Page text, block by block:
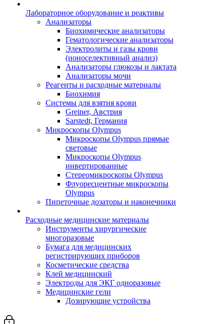
Лабораторное оборудование и реактивы
Анализаторы
Биохимические анализаторы
Гематологические анализаторы
Электролиты и газы крови
(ионоселективный анализ)
Анализаторы глюкозы и лактата
Анализаторы мочи
Реагенты и расходные материалы
Биохимия
Системы для взятия крови
Greiner, Австрия
Sarstedt, Германия
Микроскопы Olympus
Микроскопы Olympus прямые
световые
Микроскопы Olympus
инвертированные
Стереомикроскопы Olympus
Флуоресцентные микроскопы
Olympus
Пипеточные дозаторы и наконечники
Расходные медицинские материалы
Инструменты хирургические
многоразовые
Бумага для медицинских
регистрирующих приборов
Косметические средства
Клей медицинский
Электроды для ЭКГ одноразовые
Медицинские гели
Дозирующие устройства